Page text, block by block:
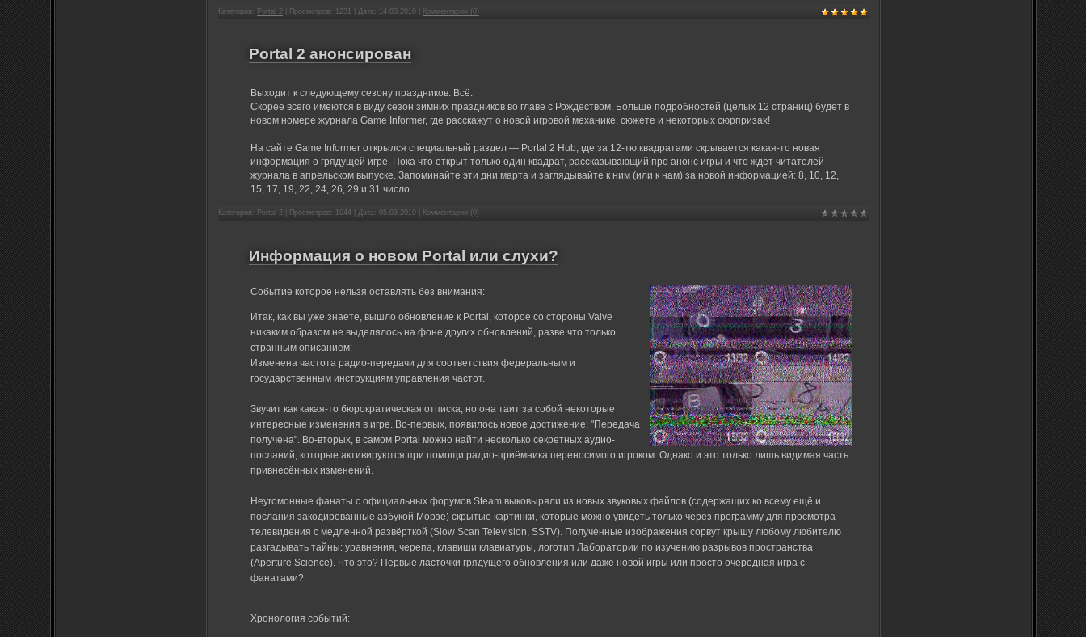
Категория: Portal 2 | Просмотров: 1231 | Дата: 14.03.2010 Комментарии (0)
Portal 2 анонсирован
Выходит к следующему сезону праздников. Всё.
Скорее всего имеются в виду сезон зимних праздников во главе с Рождеством. Больше подробностей (целых 12 страниц) будет в
новом номере журнала Game Informer, где расскажут о новой игровой механике, сюжете и некоторых сюрпризах!
На сайте Game Informer открылся специальный раздел — Portal 2 Hub, где за 12-тю квадратами скрывается какая-то новая
информация о грядущей игре. Пока что открыт только один квадрат, рассказывающий про анонс игры и что ждёт читателей
журнала в апрельском выпуске. Запоминайте эти дни марта и заглядывайте к ним (или к нам) за новой информацией: 8, 10, 12,
15, 17, 19, 22, 24, 26, 29 и 31 число.
Категория: Portal 2 | Просмотров: 1044 | Дата: 05.03.2010 Комментарии (0)
Информация о новом Portal или слухи?
Событие которое нельзя оставлять без внимания:
Итак, как вы уже знаете, вышло обновление к Portal, которое со стороны Valve
никаким образом не выделялось на фоне других обновлений, разве что только
странным описанием:
Изменена частота радио-передачи для соответствия федеральным и
государственным инструкциям управления частот.
Звучит как какая-то бюрократическая отписка, но она таит за собой некоторые
интересные изменения в игре. Во-первых, появилось новое достижение: "Передача
получена". Во-вторых, в самом Portal можно найти несколько секретных аудио-
посланий, которые активируются при помощи радио-приёмника переносимого игроком. Однако и это только лишь видимая часть
привнесённых изменений.
Неугомонные фанаты с официальных форумов Steam выковыряли из новых звуковых файлов (содержащих ко всему ещё и
послания закодированные азбукой Морзе) скрытые картинки, которые можно увидеть только через программу для просмотра
телевидения с медленной развёрткой (Slow Scan Television, SSTV). Полученные изображения сорвут крышу любому любителю
разгадывать тайны: уравнения, черепа, клавиши клавиатуры, логотип Лаборатории по изучению разрывов пространства
(Aperture Science). Что это? Первые ласточки грядущего обновления или даже новой игры или просто очередная игра с
фанатами?
Хронология событий: